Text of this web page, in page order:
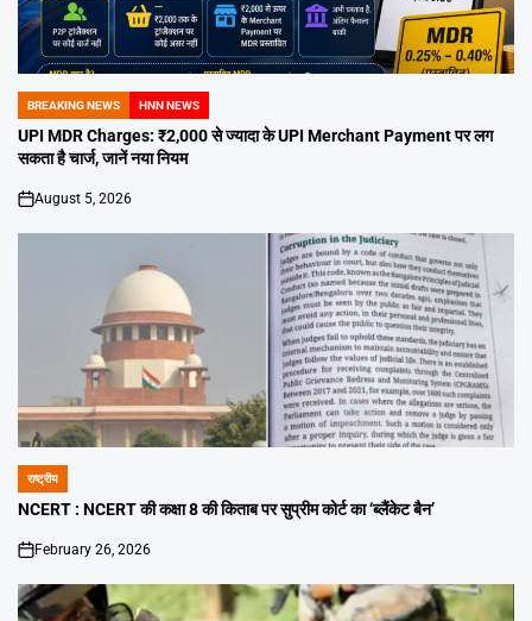
POSTED
IN
BREAKING NEWS HNN NEWS
UPI MDR Charges: ₹2,000 से ज्यादा के UPI Merchant Payment पर लग
सकता है चार्ज, जानें नया नियम
on
August 5, 2026
POSTED
IN
राष्ट्रीय
NCERT : NCERT की कक्षा 8 की किताब पर सुप्रीम कोर्ट का ‘ब्लैंकेट बैन’
on
February 26, 2026